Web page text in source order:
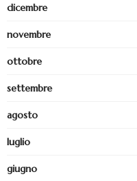
dicembre
novembre
ottobre
settembre
agosto
luglio
giugno